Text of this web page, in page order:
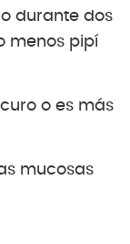
durante dos
menos pipí
o es más
mucosas